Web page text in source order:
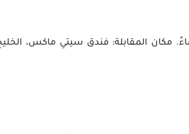
مكان المقابلة: فندق سيتي ماكس، الخليج